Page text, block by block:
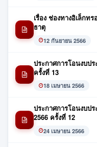
เรื่อง ช่องทางอิเล็กท
ธาตุ
12 กันยายน 2566
ประกาศการโอนงบป
ครั้งที่ 13
18 เมษายน 2566
ประกาศการโอนงบป
2566 ครั้งที่ 12
24 เมษายน 2566